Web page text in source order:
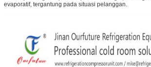
evaporatif, tergantung pada situasi pelanggan.